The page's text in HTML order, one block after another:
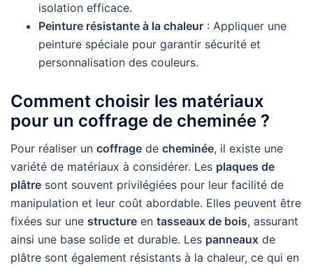
isolation efficace.
Peinture résistante à la chaleur : Appliquer une
peinture spéciale pour garantir sécurité et
personnalisation des couleurs.
Comment choisir les matériaux
pour un coffrage de cheminée ?
Pour réaliser un coffrage de cheminée, il existe une
variété de matériaux à considérer. Les plaques de
plâtre sont souvent privilégiées pour leur facilité de
manipulation et leur coût abordable. Elles peuvent être
fixées sur une structure en tasseaux de bois, assurant
ainsi une base solide et durable. Les panneaux de
plâtre sont également résistants à la chaleur, ce qui en